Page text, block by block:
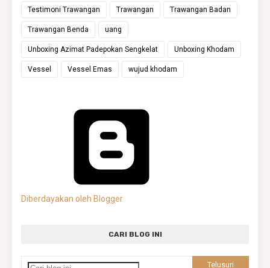
Testimoni Trawangan Trawangan Trawangan Badan
Trawangan Benda uang
Unboxing Azimat Padepokan Sengkelat Unboxing Khodam
Vessel Vessel Emas wujud khodam
Diberdayakan oleh Blogger
CARI BLOG INI